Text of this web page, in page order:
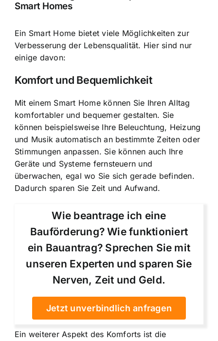
Smart Homes
Ein Smart Home bietet viele Möglichkeiten zur
Verbesserung der Lebensqualität. Hier sind nur
einige davon:
Komfort und Bequemlichkeit
Mit einem Smart Home können Sie Ihren Alltag
komfortabler und bequemer gestalten. Sie
können beispielsweise Ihre Beleuchtung, Heizung
und Musik automatisch an bestimmte Zeiten oder
Stimmungen anpassen. Sie können auch Ihre
Geräte und Systeme fernsteuern und
überwachen, egal wo Sie sich gerade befinden.
Dadurch sparen Sie Zeit und Aufwand.
Wie beantrage ich eine
Bauförderung? Wie funktioniert
ein Bauantrag? Sprechen Sie mit
unseren Experten und sparen Sie
Nerven, Zeit und Geld.
Jetzt unverbindlich anfragen
Ein weiterer Aspekt des Komforts ist die